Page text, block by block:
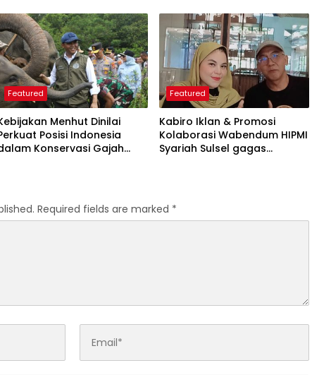
Diketahui
Featured
Menhut Dinilai
Posisi Indonesia
Konservasi Gajah
Featured
Kabiro Iklan & Promosi
Kolaborasi Wabendum HIPMI
Syariah Sulsel gagas
Required fields are marked *